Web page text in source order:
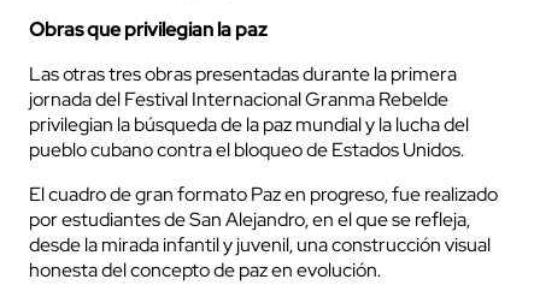
Obras que privilegian la paz
Las otras tres obras presentadas durante la primera
jornada del Festival Internacional Granma Rebelde
privilegian la búsqueda de la paz mundial y la lucha del
pueblo cubano contra el bloqueo de Estados Unidos.
El cuadro de gran formato Paz en progreso, fue realizado
por estudiantes de San Alejandro, en el que se refleja,
desde la mirada infantil y juvenil, una construcción visual
honesta del concepto de paz en evolución.